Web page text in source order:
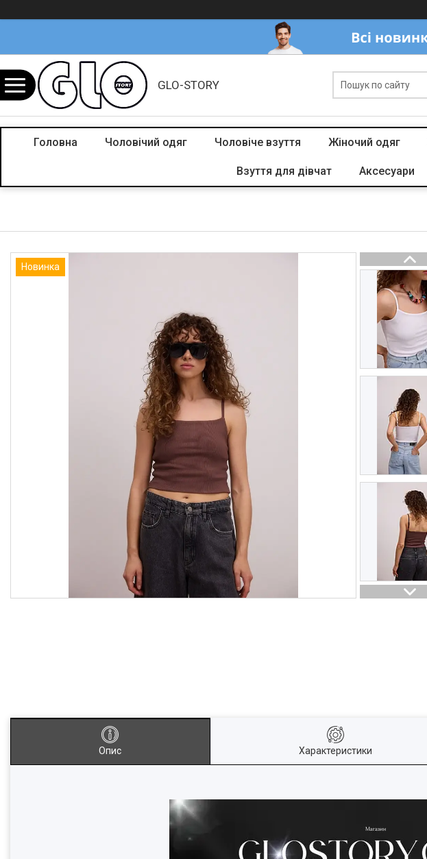
GLO-STORY
Головна Чоловічий одяг Чоловіче взуття Жіночий одяг
Взуття для дівчат Аксесуари
Новинка
Опис Характеристики